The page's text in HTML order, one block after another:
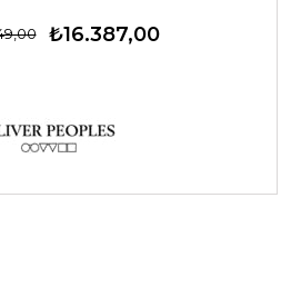
₺16.387,00